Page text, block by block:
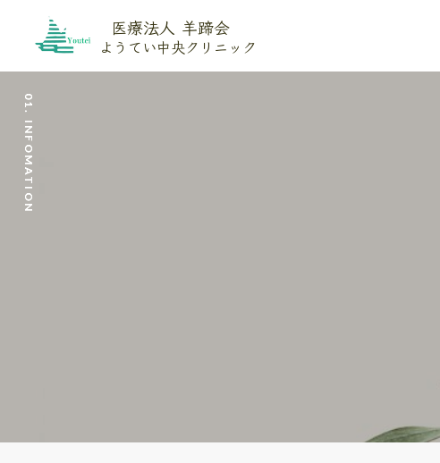
01. INFOMATION
医療法人 羊蹄会
ようてい中央クリニック